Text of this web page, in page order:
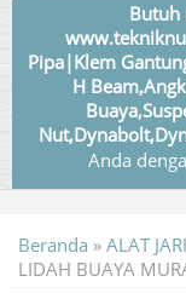
Butuh
Pipa|Klem
H
Anda
Beranda » ALAT
LIDAH BUAYA